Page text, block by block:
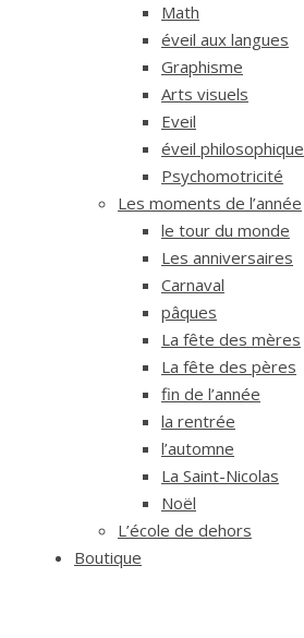
Math
éveil aux langues
Graphisme
Arts visuels
Eveil
éveil philosophique
Psychomotricité
Les moments de l’année
le tour du monde
Les anniversaires
Carnaval
pâques
La fête des mères
La fête des pères
fin de l’année
la rentrée
l’automne
La Saint-Nicolas
Noël
L’école de dehors
Boutique